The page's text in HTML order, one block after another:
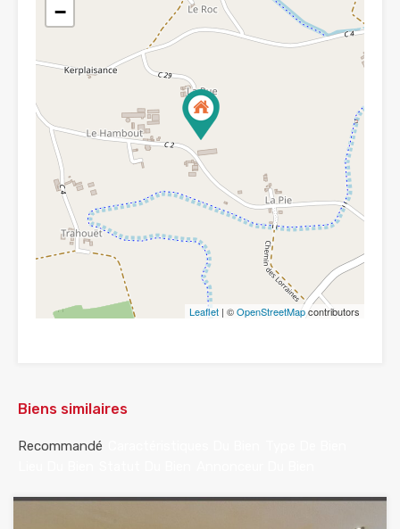
−
Leaflet | ©OpenStreetMapcontributors
Biens similaires
Recommandé